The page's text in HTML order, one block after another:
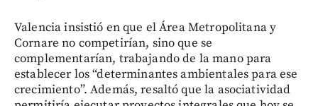
Valencia insistió en que el Área Metropolitana y
Cornare no competirían, sino que se
complementarían, trabajando de la mano para
establecer los “determinantes ambientales para ese
crecimiento”. Además, resaltó que la asociatividad